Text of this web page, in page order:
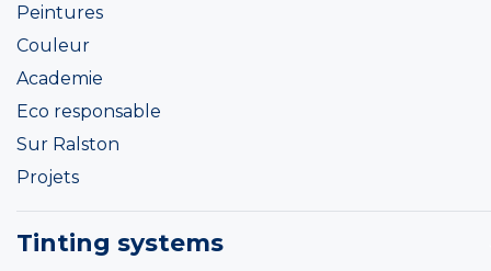
Peintures
Couleur
Academie
Eco responsable
Sur Ralston
Projets
Tinting systems